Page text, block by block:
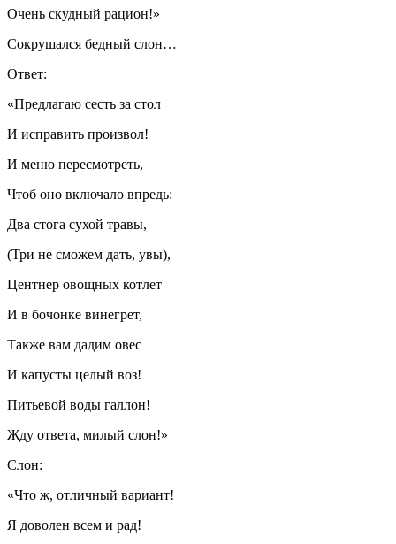
Очень скудный рацион!»
Сокрушался бедный слон…
Ответ:
«Предлагаю сесть за стол
И исправить произвол!
И меню пересмотреть,
Чтоб оно включало впредь:
Два стога сухой травы,
(Три не сможем дать, увы),
Центнер овощных котлет
И в бочонке винегрет,
Также вам дадим овес
И капусты целый воз!
Питьевой воды галлон!
Жду ответа, милый слон!»
Слон:
«Что ж, отличный вариант!
Я доволен всем и рад!